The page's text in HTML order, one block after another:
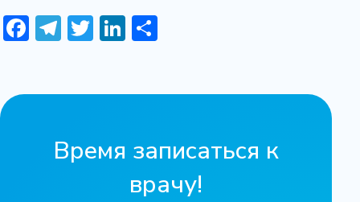
Facebook
Telegram
TwitterLinkedIn
Время записаться к
врачу!